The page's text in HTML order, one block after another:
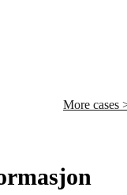
More cases